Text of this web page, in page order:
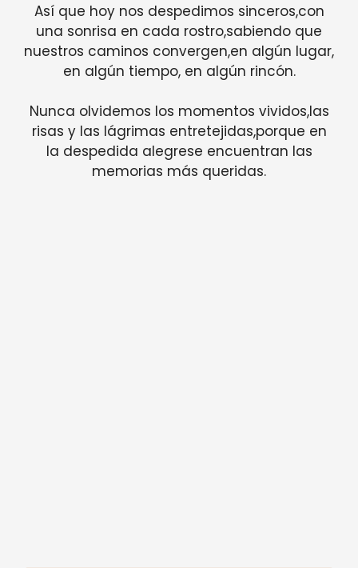
Así que hoy nos despedimos sinceros,con
una sonrisa en cada rostro,sabiendo que
nuestros caminos convergen,en algún lugar,
en algún tiempo, en algún rincón.
Nunca olvidemos los momentos vividos,las
risas y las lágrimas entretejidas,porque en
la despedida alegrese encuentran las
memorias más queridas.